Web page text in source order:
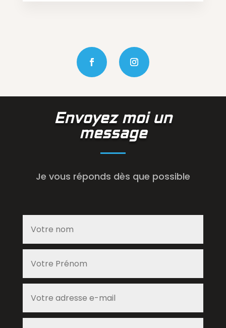
Envoyez moi un
message
Je vous réponds dès que possible